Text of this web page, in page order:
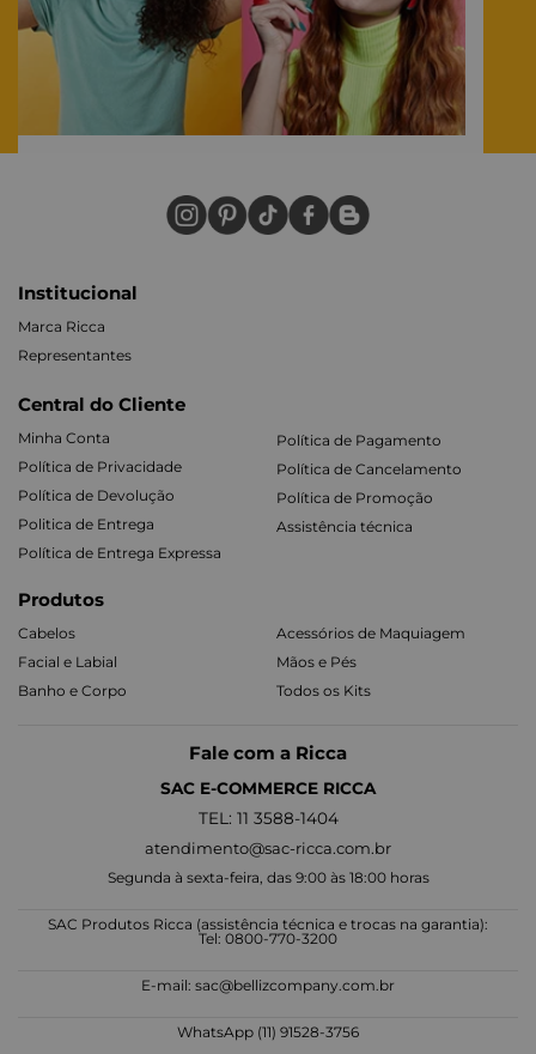
Institucional
Marca Ricca
Representantes
Central do Cliente
Minha Conta
Política de Privacidade
Política de Devolução
Politica de Entrega
Política de Entrega Expressa
Política de Pagamento
Política de Cancelamento
Política de Promoção
Assistência técnica
Produtos
Cabelos
Facial e Labial
Banho e Corpo
Acessórios de Maquiagem
Mãos e Pés
Todos os Kits
Fale com a Ricca
SAC E-COMMERCE RICCA
TEL: 11 3588-1404
atendimento@sac-ricca.com.br
Segunda à sexta-feira, das 9:00 às 18:00 horas
SAC Produtos Ricca (assistência técnica e trocas na garantia):
Tel: 0800-770-3200
E-mail: sac@bellizcompany.com.br
WhatsApp (11) 91528-3756